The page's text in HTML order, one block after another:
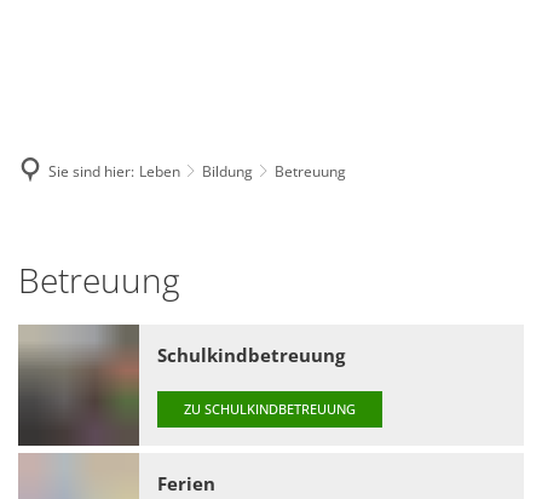
Sie sind hier: Leben Bildung Betreuung
Betreuung
Schulkindbetreuung
ZU SCHULKINDBETREUUNG
Ferien